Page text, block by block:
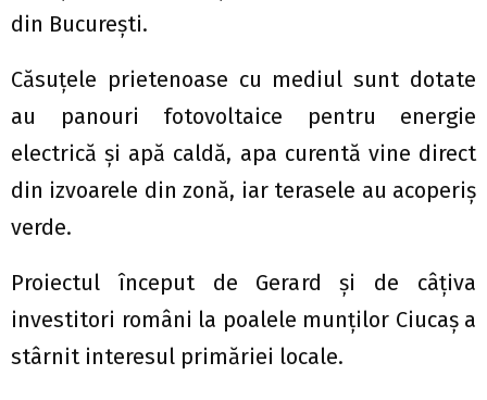
din Bucureşti.
Căsuţele prietenoase cu mediul sunt dotate
au panouri fotovoltaice pentru energie
electrică şi apă caldă, apa curentă vine direct
din izvoarele din zonă, iar terasele au acoperiş
verde.
Proiectul început de Gerard şi de câţiva
investitori români la poalele munţilor Ciucaş a
stârnit interesul primăriei locale.